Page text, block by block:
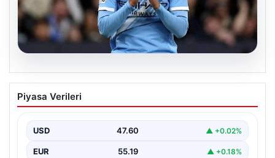
04.08.2026
Galatasaray’a Orta Sahada Güç Katan
Dev Transfer: Manchester City’nin
Galatasaray, transfer çalışmalarını yoğunlaştırdığı yaz
kırmızılı yönetim, özellikle…
Piyasa Verileri
USD 47.60 ▲ +0.02%
EUR 55.19 ▲ +0.18%